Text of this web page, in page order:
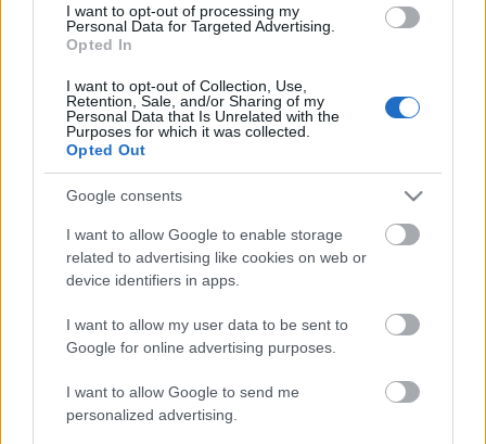
I want to opt-out of processing my
Personal Data for Targeted Advertising.
Opted In
I want to opt-out of Collection, Use,
Retention, Sale, and/or Sharing of my
Personal Data that Is Unrelated with the
Purposes for which it was collected.
Opted Out
Google consents
I want to allow Google to enable storage
related to advertising like cookies on web or
device identifiers in apps.
I want to allow my user data to be sent to
Google for online advertising purposes.
I want to allow Google to send me
personalized advertising.
Hangszereikből szökik az élet: A
Szászcsávási banda - Live in Chicago
lemezéről
Hangváltó #1
Csada Gergely • 2021. április 08.
A Szászcsávási banda a magyar zenei élet egyik
2000-ben megjelent Live in Chicago albumot
újrahallgatva megpróbálunk rájönni miért is olyan
különleges és nagyszerű ez az együttes, hogy még
most is bármikor bárkinek gondolkodás nélkül
ajánlanánk…